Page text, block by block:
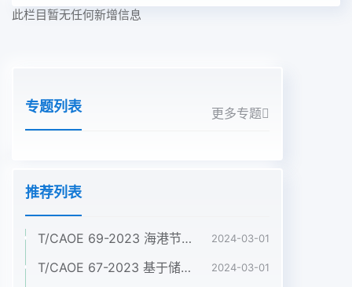
此栏目暂无任何新增信息
专题列表 更多专题
推荐列表
T/CAOE 69-2023 海港节约集约用海标准 2024-03-01
T/CAOE 67-2023 基于储量差值法的滨海蓝碳碳库增量监测技术规程 第4 部分：盐沼 2024-03-01